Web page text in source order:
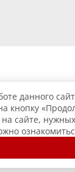
данного
кнопку
сайте,